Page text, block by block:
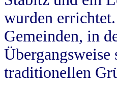
wurden
Gemeinden, in
traditionellen